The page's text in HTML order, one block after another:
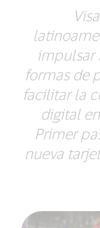
impulsar
formas de
facilitar la
digital
Primer
nueva